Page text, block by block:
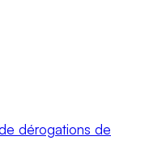
dérogations de